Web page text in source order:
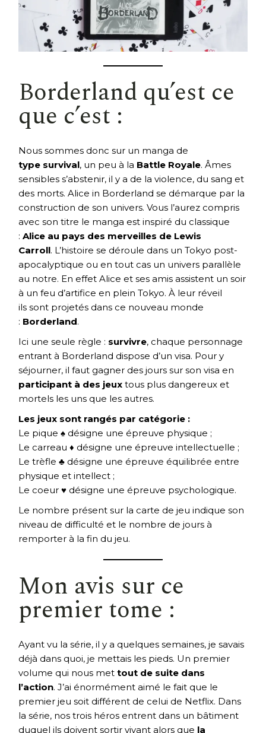
Borderland qu’est ce
que c’est :
Nous sommes donc sur un manga de
type survival, un peu à la Battle Royale. Âmes
sensibles s’abstenir, il y a de la violence, du sang et
des morts. Alice in Borderland se démarque par la
construction de son univers. Vous l’aurez compris
avec son titre le manga est inspiré du classique
:Alice au pays des merveilles de Lewis
Carroll. L’histoire se déroule dans un Tokyo post-
apocalyptique ou en tout cas un univers parallèle
au notre. En effet Alice et ses amis assistent un soir
à un feu d’artifice en plein Tokyo. À leur réveil
ils sont projetés dans ce nouveau monde
: Borderland.
Ici une seule règle : survivre, chaque personnage
entrant à Borderland dispose d’un visa. Pour y
séjourner, il faut gagner des jours sur son visa en
participant à des jeux tous plus dangereux et
mortels les uns que les autres.
Les jeux sont rangés par catégorie :
Le pique ♠ désigne une épreuve physique ;
Le carreau ♦ désigne une épreuve intellectuelle ;
Le trèfle ♣ désigne une épreuve équilibrée entre
physique et intellect ;
Le coeur ♥ désigne une épreuve psychologique.
Le nombre présent sur la carte de jeu indique son
niveau de difficulté et le nombre de jours à
remporter à la fin du jeu.
Mon avis sur ce
premier tome :
Ayant vu la série, il y a quelques semaines, je savais
déjà dans quoi, je mettais les pieds. Un premier
volume qui nous mettout de suite dans
l’action. J’ai énormément aimé le fait que le
premier jeu soit différent de celui de Netflix. Dans
la série, nos trois héros entrent dans un bâtiment
duquel ils doivent sortir vivant alors que la